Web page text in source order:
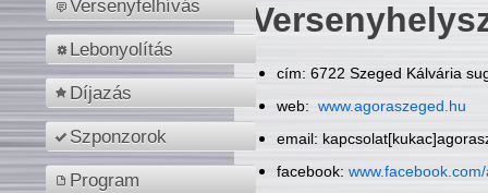
Versenyfelhívás
Lebonyolítás
Díjazás
Szponzorok
Program
cím: 6722 Szeged Kálvária
web: www.agoraszeged.hu
email:
facebook: